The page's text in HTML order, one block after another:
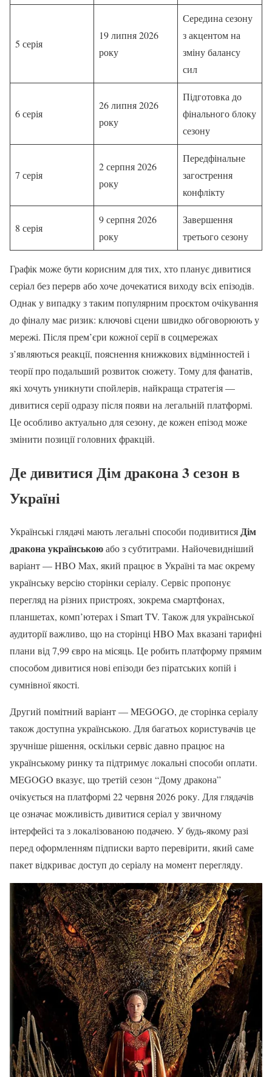
5 серія
19 липня 2026
року
Середина сезону
з акцентом на
зміну балансу
сил
6 серія
26 липня 2026
року
Підготовка до
фінального блоку
сезону
7 серія
2 серпня 2026
року
Передфінальне
загострення
конфлікту
8 серія
9 серпня 2026
року
Завершення
третього сезону
Графік може бути корисним для тих, хто планує дивитися
серіал без перерв або хоче дочекатися виходу всіх епізодів.
Однак у випадку з таким популярним проєктом очікування
до фіналу має ризик: ключові сцени швидко обговорюють у
мережі. Після прем’єри кожної серії в соцмережах
з’являються реакції, пояснення книжкових відмінностей і
теорії про подальший розвиток сюжету. Тому для фанатів,
які хочуть уникнути спойлерів, найкраща стратегія —
дивитися серії одразу після появи на легальній платформі.
Це особливо актуально для сезону, де кожен епізод може
змінити позиції головних фракцій.
Де дивитися Дім дракона 3 сезон в
Україні
Українські глядачі мають легальні способи подивитися Дім
дракона українськоюабо з субтитрами. Найочевидніший
варіант — HBO Max, який працює в Україні та має окрему
українську версію сторінки серіалу. Сервіс пропонує
перегляд на різних пристроях, зокрема смартфонах,
планшетах, комп’ютерах і Smart TV. Також для української
аудиторії важливо, що на сторінці HBO Max вказані тарифні
плани від 7,99 євро на місяць. Це робить платформу прямим
способом дивитися нові епізоди без піратських копій і
сумнівної якості.
Другий помітний варіант — MEGOGO, де сторінка серіалу
також доступна українською. Для багатьох користувачів це
зручніше рішення, оскільки сервіс давно працює на
українському ринку та підтримує локальні способи оплати.
MEGOGO вказує, що третій сезон “Дому дракона”
очікується на платформі 22 червня 2026 року. Для глядачів
це означає можливість дивитися серіал у звичному
інтерфейсі та з локалізованою подачею. У будь-якому разі
перед оформленням підписки варто перевірити, який саме
пакет відкриває доступ до серіалу на момент перегляду.